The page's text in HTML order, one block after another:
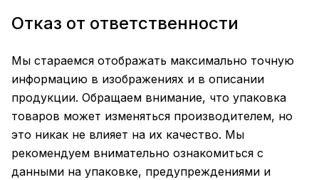
Отказ от ответственности
Мы стараемся отображать максимально точную
информацию в изображениях и в описании
продукции. Обращаем внимание, что упаковка
товаров может изменяться производителем, но
это никак не влияет на их качество. Мы
рекомендуем внимательно ознакомиться с
данными на упаковке, предупреждениями и